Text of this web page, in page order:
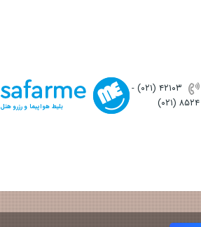
(۰۲۱) ۴٢١٠٣
-
(۰۲۱) ۸۵۲۴
بلیط هواپیما و رزرو هتل